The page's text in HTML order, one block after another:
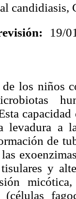
candidiasis,
19/
los niños
levadura a
de
y
(células